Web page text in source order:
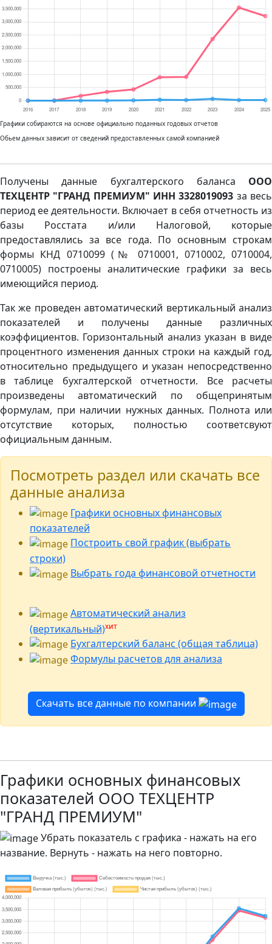
Графики собираются на основе официально поданных годовых отчетов
Обьем данных зависит от сведений предоставленных самой компанией
Получены данные бухгалтерского баланса ООО
ТЕХЦЕНТР "ГРАНД ПРЕМИУМ" ИНН 3328019093 за весь
период ее деятельности. Включает в себя отчетность из
базы Росстата и/или Налоговой, которые
предоставлялись за все года. По основным строкам
формы КНД 0710099 (№ 0710001, 0710002, 0710004,
0710005) построены аналитические графики за весь
имеющийся период.
Так же проведен автоматический вертикальный анализ
показателей и получены данные различных
коэффициентов. Горизонтальный анализ указан в виде
процентного изменения данных строки на каждый год,
относительно предыдущего и указан непосредственно
в таблице бухгалтерской отчетности. Все расчеты
произведены автоматический по общепринятым
формулам, при наличии нужных данных. Полнота или
отсутствие которых, полностью соответсвуют
официальным данным.
Посмотреть раздел или скачать все
данные анализа
Графики основных финансовых
показателей
Построить свой график (выбрать
строки)
Выбрать года финансовой отчетности
Автоматический анализ
(вертикальный)хит
Бухгалтерский баланс (общая таблица)
Формулы расчетов для анализа
Скачать все данные по компании
Графики основных финансовых
показателей ООО ТЕХЦЕНТР
"ГРАНД ПРЕМИУМ"
Убрать показатель с графика - нажать на его
название. Вернуть - нажать на него повторно.